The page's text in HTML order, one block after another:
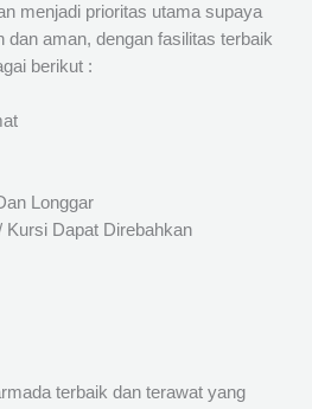
menjadi prioritas utama supaya
dan aman, dengan fasilitas terbaik
berikut :
Longgar
Kursi Dapat Direbahkan
terbaik dan terawat yang